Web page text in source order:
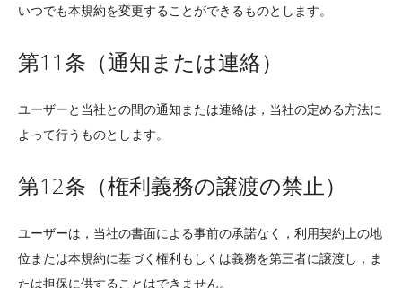
いつでも本規約を変更することができるものとします。
第11条（通知または連絡）
ユーザーと当社との間の通知または連絡は，当社の定める方法に
よって行うものとします。
第12条（権利義務の譲渡の禁止）
ユーザーは，当社の書面による事前の承諾なく，利用契約上の地
位または本規約に基づく権利もしくは義務を第三者に譲渡し，ま
たは担保に供することはできません。